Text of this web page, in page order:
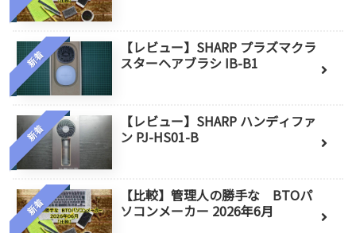
新着
【レビュー】SHARP プラズマクラ
スターヘアブラシ IB-B1
新着
【レビュー】SHARP ハンディファ
ン PJ-HS01-B
新着
【比較】管理人の勝手な BTOパ
ソコンメーカー 2026年6月